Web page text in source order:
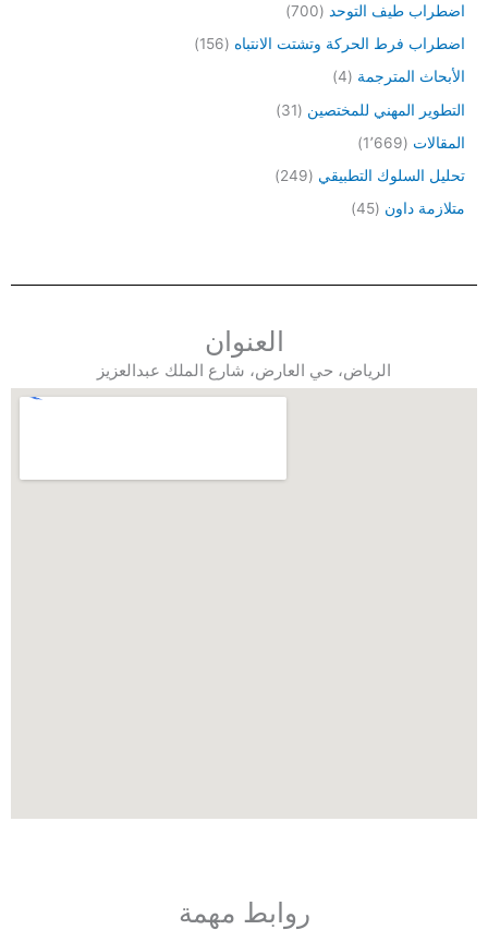
اضطراب طيف التوحد (700)
اضطراب فرط الحركة وتشتت الانتباه (156)
الأبحاث المترجمة (4)
التطوير المهني للمختصين (31)
المقالات (1٬669)
تحليل السلوك التطبيقي (249)
متلازمة داون (45)
العنوان
الرياض، حي العارض، شارع الملك عبدالعزيز
روابط مهمة